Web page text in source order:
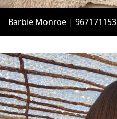
Barbie Monroe | 967171153